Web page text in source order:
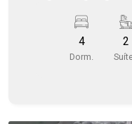
4
Dorm.
2